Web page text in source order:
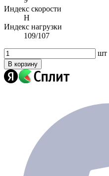
Индекс скорости
H
Индекс нагрузки
109/107
шт
В корзину